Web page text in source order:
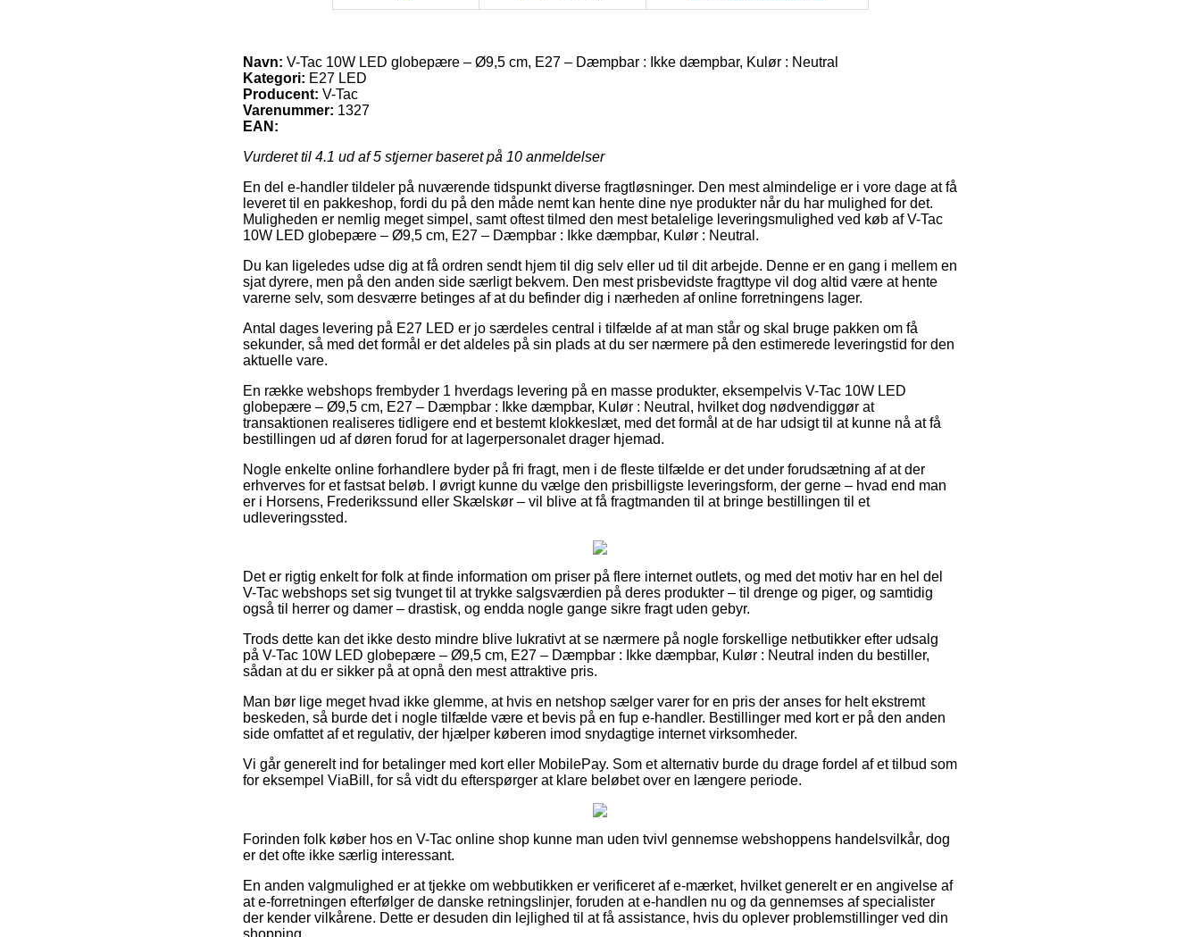
Navn: V-Tac 10W LED globepære – Ø9,5 cm, E27 – Dæmpbar : Ikke dæmpbar, Kulør : Neutral
Kategori: E27 LED
Producent: V-Tac
Varenummer: 1327
EAN:
Vurderet til 4.1 ud af 5 stjerner baseret på 10 anmeldelser
En del e-handler tildeler på nuværende tidspunkt diverse fragtløsninger. Den mest almindelige er i vore dage at få
leveret til en pakkeshop, fordi du på den måde nemt kan hente dine nye produkter når du har mulighed for det.
Muligheden er nemlig meget simpel, samt oftest tilmed den mest betalelige leveringsmulighed ved køb af V-Tac
10W LED globepære – Ø9,5 cm, E27 – Dæmpbar : Ikke dæmpbar, Kulør : Neutral.
Du kan ligeledes udse dig at få ordren sendt hjem til dig selv eller ud til dit arbejde. Denne er en gang i mellem en
sjat dyrere, men på den anden side særligt bekvem. Den mest prisbevidste fragttype vil dog altid være at hente
varerne selv, som desværre betinges af at du befinder dig i nærheden af online forretningens lager.
Antal dages levering på E27 LED er jo særdeles central i tilfælde af at man står og skal bruge pakken om få
sekunder, så med det formål er det aldeles på sin plads at du ser nærmere på den estimerede leveringstid for den
aktuelle vare.
En række webshops frembyder 1 hverdags levering på en masse produkter, eksempelvis V-Tac 10W LED
globepære – Ø9,5 cm, E27 – Dæmpbar : Ikke dæmpbar, Kulør : Neutral, hvilket dog nødvendiggør at
transaktionen realiseres tidligere end et bestemt klokkeslæt, med det formål at de har udsigt til at kunne nå at få
bestillingen ud af døren forud for at lagerpersonalet drager hjemad.
Nogle enkelte online forhandlere byder på fri fragt, men i de fleste tilfælde er det under forudsætning af at der
erhverves for et fastsat beløb. I øvrigt kunne du vælge den prisbilligste leveringsform, der gerne – hvad end man
er i Horsens, Frederikssund eller Skælskør – vil blive at få fragtmanden til at bringe bestillingen til et
udleveringssted.
Det er rigtig enkelt for folk at finde information om priser på flere internet outlets, og med det motiv har en hel del
V-Tac webshops set sig tvunget til at trykke salgsværdien på deres produkter – til drenge og piger, og samtidig
også til herrer og damer – drastisk, og endda nogle gange sikre fragt uden gebyr.
Trods dette kan det ikke desto mindre blive lukrativt at se nærmere på nogle forskellige netbutikker efter udsalg
på V-Tac 10W LED globepære – Ø9,5 cm, E27 – Dæmpbar : Ikke dæmpbar, Kulør : Neutral inden du bestiller,
sådan at du er sikker på at opnå den mest attraktive pris.
Man bør lige meget hvad ikke glemme, at hvis en netshop sælger varer for en pris der anses for helt ekstremt
beskeden, så burde det i nogle tilfælde være et bevis på en fup e-handler. Bestillinger med kort er på den anden
side omfattet af et regulativ, der hjælper køberen imod snydagtige internet virksomheder.
Vi går generelt ind for betalinger med kort eller MobilePay. Som et alternativ burde du drage fordel af et tilbud som
for eksempel ViaBill, for så vidt du efterspørger at klare beløbet over en længere periode.
Forinden folk køber hos en V-Tac online shop kunne man uden tvivl gennemse webshoppens handelsvilkår, dog
er det ofte ikke særlig interessant.
En anden valgmulighed er at tjekke om webbutikken er verificeret af e-mærket, hvilket generelt er en angivelse af
at e-forretningen efterfølger de danske retningslinjer, foruden at e-handlen nu og da gennemses af specialister
der kender vilkårene. Dette er desuden din lejlighed til at få assistance, hvis du oplever problemstillinger ved din